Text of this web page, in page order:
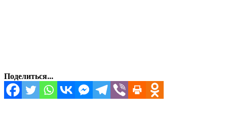
Поделиться...